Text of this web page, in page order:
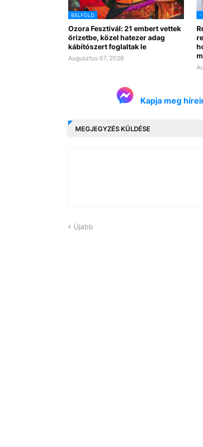
BELFÖLD
Ozora Fesztivál: 21 embert vettek
őrizetbe, közel hatezer adag
kábítószert foglaltak le
Augusztus 07, 2026
-
Kapja meg
MEGJEGYZÉS KÜLDÉSE
Újabb